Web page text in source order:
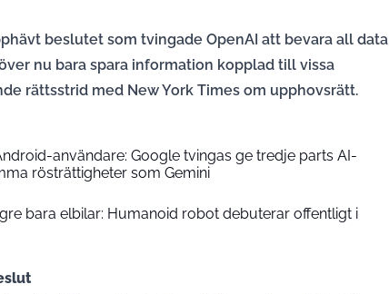
beslutet som tvingade OpenAI att bevara all data
nu bara spara information kopplad till vissa
rättsstrid med New York Times om upphovsrätt.
användare: Google tvingas ge tredje parts AI-
rösträttigheter som Gemini
bara elbilar: Humanoid robot debuterar offentligt i